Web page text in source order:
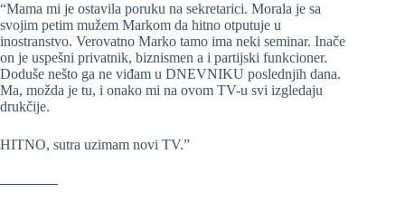
“Mama mi je ostavila poruku na sekretarici. Morala je sa
svojim petim mužem Markom da hitno otputuje u
inostranstvo. Verovatno Marko tamo ima neki seminar. Inače
on je uspešni privatnik, biznismen a i partijski funkcioner.
Doduše nešto ga ne viđam u DNEVNIKU poslednjih dana.
Ma, možda je tu, i onako mi na ovom TV-u svi izgledaju
drukčije.
HITNO, sutra uzimam novi TV.”
————